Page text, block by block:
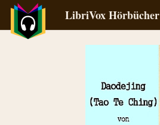
LibriVox Hörbücher